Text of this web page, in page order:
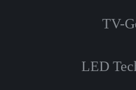
TV-
LED